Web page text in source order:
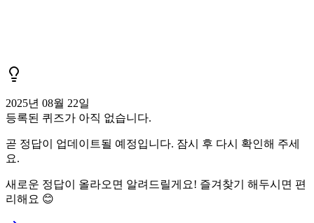
2025년 08월 22일
등록된 퀴즈가 아직 없습니다.
곧 정답이 업데이트될 예정입니다. 잠시 후 다시 확인해 주세
요.
새로운 정답이 올라오면 알려드릴게요! 즐겨찾기 해두시면 편
리해요 😊